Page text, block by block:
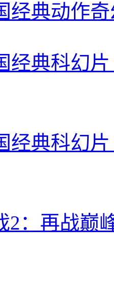
经典动作
经典科幻
经典科幻
2：再战巅